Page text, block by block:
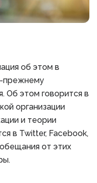
об этом в
прежнему
Об этом говорится в
организации
и теории
в Twitter, Facebook,
от этих